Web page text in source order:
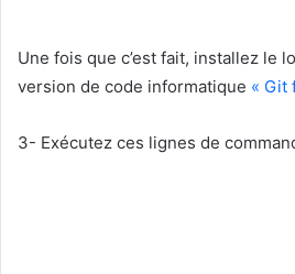
Une fois que c’est fait, installez le
version de code informatique « Git
3- Exécutez ces lignes de